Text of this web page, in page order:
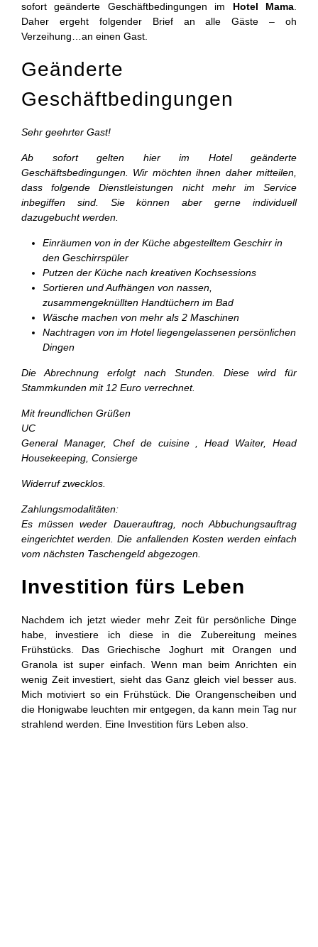
sofort geänderte Geschäftbedingungen im Hotel Mama
Daher ergeht folgender Brief an alle Gäste – oh
Verzeihung…an einen Gast.
Geänderte
Geschäftbedingungen
Sehr geehrter Gast!
Ab sofort gelten hier im Hotel geänderte
Geschäftsbedingungen. Wir möchten ihnen daher mitteilen,
dass folgende Dienstleistungen nicht mehr im Service
inbegiffen sind. Sie können aber gerne individuell
dazugebucht werden.
Einräumen von in der Küche abgestelltem Geschirr in
den Geschirrspüler
Putzen der Küche nach kreativen Kochsessions
Sortieren und Aufhängen von nassen,
zusammengeknüllten Handtüchern im Bad
Wäsche machen von mehr als 2 Maschinen
Nachtragen von im Hotel liegengelassenen persönlichen
Dingen
Die Abrechnung erfolgt nach Stunden. Diese wird für
Stammkunden mit 12 Euro verrechnet.
Mit freundlichen Grüßen
UC
General Manager, Chef de cuisine
, Head Waiter, Head
Housekeeping, Consierge
Widerruf zwecklos.
Zahlungsmodalitäten:
Es müssen weder Dauerauftrag, noch Abbuchungsauftrag
eingerichtet werden. Die anfallenden Kosten werden einfach
vom nächsten Taschengeld abgezogen.
Investition fürs Leben
Nachdem ich jetzt wieder mehr Zeit für persönliche Dinge
habe, investiere ich diese in die Zubereitung meines
Frühstücks. Das Griechische Joghurt mit Orangen und
Granola ist super einfach. Wenn man beim Anrichten ein
wenig Zeit investiert, sieht das Ganz gleich viel besser aus.
Mich motiviert so ein Frühstück. Die Orangenscheiben und
die Honigwabe leuchten mir entgegen, da kann mein Tag nur
strahlend werden. Eine Investition fürs Leben also.